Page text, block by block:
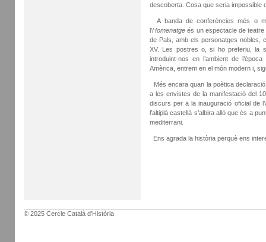
descoberta. Cosa que seria impossible
A banda de conferències més o
l’Homenatge és un espectacle de
de Pals, amb els personatges nobles,
XV. Les postres o, si ho preferiu, la
introduint-nos en l’ambient de
Amèrica, entrem en el món modern i,
Més encara quan la poètica
a les envistes de la manifestació del
discurs per a la inauguració oficial de
l’altiplà castellà s’albira allò que és a
mediterrani.
Ens agrada la història perquè ens
© 2025 Cercle Català d'Història